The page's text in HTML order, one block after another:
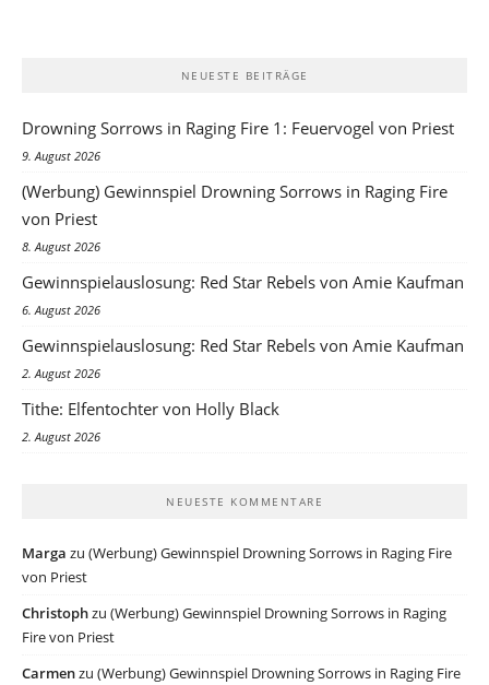
NEUESTE BEITRÄGE
Drowning Sorrows in Raging Fire 1: Feuervogel von Priest
9. August 2026
(Werbung) Gewinnspiel Drowning Sorrows in Raging Fire
von Priest
8. August 2026
Gewinnspielauslosung: Red Star Rebels von Amie Kaufman
6. August 2026
Gewinnspielauslosung: Red Star Rebels von Amie Kaufman
2. August 2026
Tithe: Elfentochter von Holly Black
2. August 2026
NEUESTE KOMMENTARE
Marga zu (Werbung) Gewinnspiel Drowning Sorrows in Raging Fire
von Priest
Christophzu (Werbung) Gewinnspiel Drowning Sorrows in Raging
Fire von Priest
Carmenzu (Werbung) Gewinnspiel Drowning Sorrows in Raging Fire